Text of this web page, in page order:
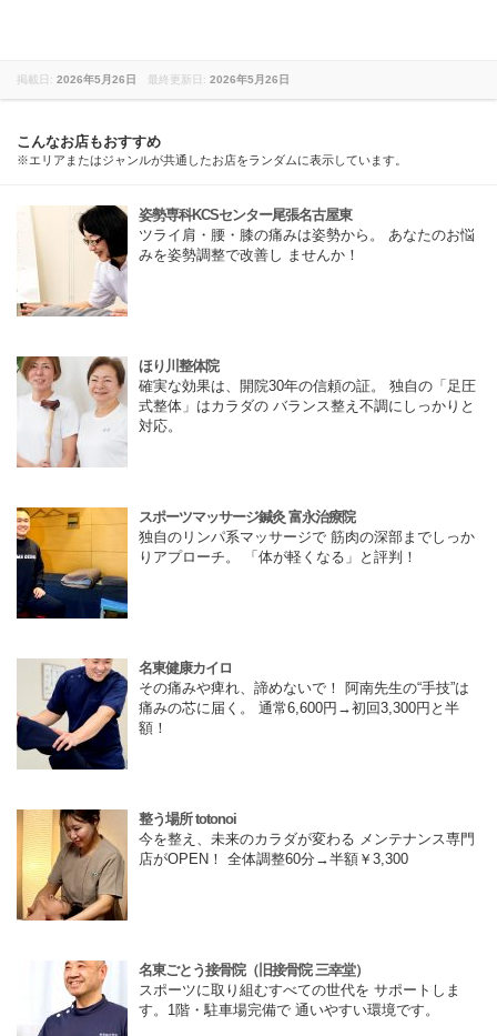
掲載日: 2026年5月26日 最終更新日: 2026年5月26日
こんなお店もおすすめ
※エリアまたはジャンルが共通したお店をランダムに表示しています。
姿勢専科KCSセンター尾張名古屋東
ツライ肩・腰・膝の痛みは姿勢から。 あなたのお悩
みを姿勢調整で改善し ませんか！
ほり川整体院
確実な効果は、開院30年の信頼の証。 独自の「足圧
式整体」はカラダの バランス整え不調にしっかりと
対応。
スポーツマッサージ鍼灸 富永治療院
独自のリンパ系マッサージで 筋肉の深部までしっか
りアプローチ。 「体が軽くなる」と評判！
名東健康カイロ
その痛みや痺れ、諦めないで！ 阿南先生の“手技”は
痛みの芯に届く。 通常6,600円→初回3,300円と半
額！
整う場所 totonoi
今を整え、未来のカラダが変わる メンテナンス専門
店がOPEN！ 全体調整60分→半額￥3,300
名東ごとう接骨院（旧接骨院 三幸堂）
スポーツに取り組むすべての世代を サポートしま
す。1階・駐車場完備で 通いやすい環境です。